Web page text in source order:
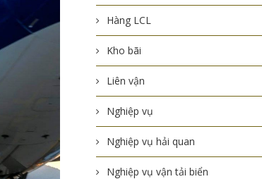
Hàng LCL
Kho bãi
Liên vận
Nghiệp vụ
Nghiệp vụ hải quan
Nghiệp vụ vận tải biển